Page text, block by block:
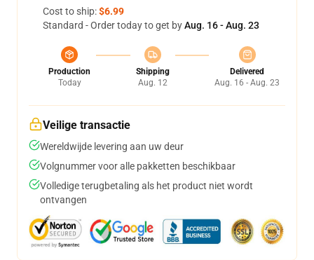
Cost to ship:$6.99
Standard - Order today to get byAug. 16 - Aug. 23
Production
Today
Shipping
Aug. 12
Delivered
Aug. 16 - Aug. 23
Veilige transactie
Wereldwijde levering aan uw deur
Volgnummer voor alle pakketten beschikbaar
Volledige terugbetaling als het product niet wordt
ontvangen